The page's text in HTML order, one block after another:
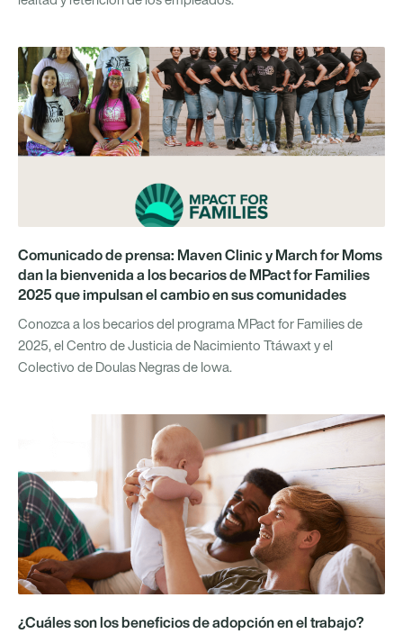
Comunicado de prensa: Maven Clinic y March for Moms
dan la bienvenida a los becarios de MPact for Families
2025 que impulsan el cambio en sus comunidades
Conozca a los becarios del programa MPact for Families de
2025, el Centro de Justicia de Nacimiento Ttáwaxt y el
Colectivo de Doulas Negras de Iowa.
¿Cuáles son los beneficios de adopción en el trabajo?